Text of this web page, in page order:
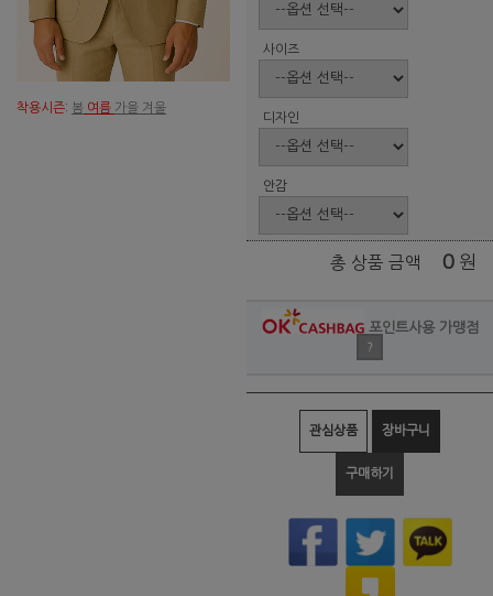
착용시즌: 봄 여름 가을 겨울
사이즈
디자인
안감
총 상품 금액 0 원
포인트사용 가맹점
?
관심상품 장바구니
구매하기